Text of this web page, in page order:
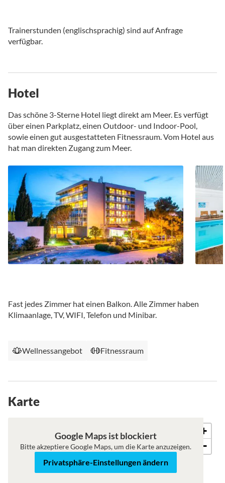
Trainerstunden (englischsprachig) sind auf Anfrage
verfügbar.
Hotel
Das schöne 3-Sterne Hotel liegt direkt am Meer. Es verfügt
über einen Parkplatz, einen Outdoor- und Indoor-Pool,
sowie einen gut ausgestatteten Fitnessraum. Vom Hotel aus
hat man direkten Zugang zum Meer.
Fast jedes Zimmer hat einen Balkon. Alle Zimmer haben
Klimaanlage, TV, WIFI, Telefon und Minibar.
Wellnessangebot Fitnessraum
Karte
Satellit
+
−
Google Maps ist blockiert
Bitte akzeptiere Google Maps, um die Karte anzuzeigen.
Privatsphäre-Einstellungen ändern